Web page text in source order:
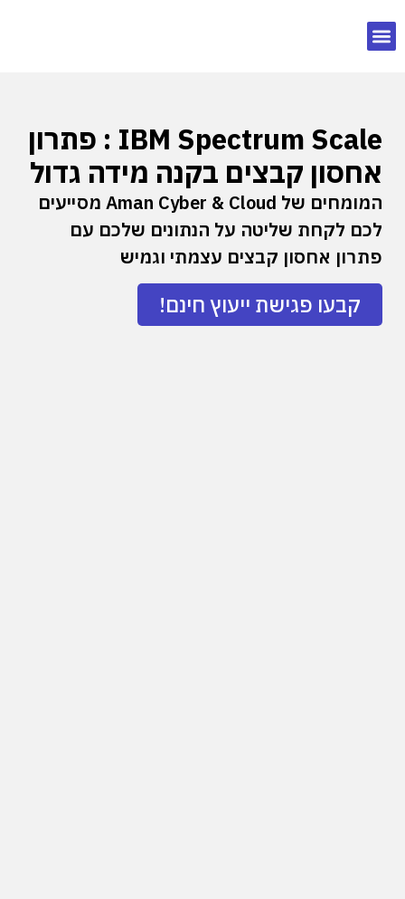
IBM Spectrum Scale : פתרון
אחסון קבצים בקנה מידה גדול
המומחים של Aman Cyber & Cloud מסייעים
לכם לקחת שליטה על הנתונים שלכם עם
פתרון אחסון קבצים עצמתי וגמיש
קבעו פגישת ייעוץ חינם!